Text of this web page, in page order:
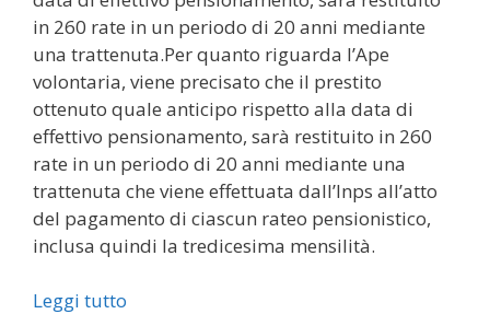
in 260 rate in un periodo di 20 anni mediante
una trattenuta.Per quanto riguarda l’Ape
volontaria, viene precisato che il prestito
ottenuto quale anticipo rispetto alla data di
effettivo pensionamento, sarà restituito in 260
rate in un periodo di 20 anni mediante una
trattenuta che viene effettuata dall’Inps all’atto
del pagamento di ciascun rateo pensionistico,
inclusa quindi la tredicesima mensilità.
Leggi tutto